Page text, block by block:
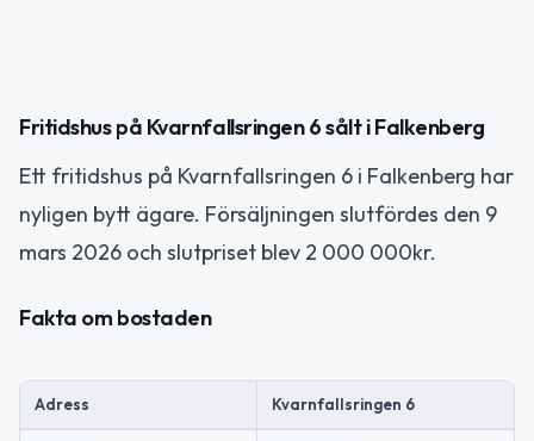
Fritidshus på Kvarnfallsringen 6 sålt i Falkenberg
Ett fritidshus på Kvarnfallsringen 6 i Falkenberg har
nyligen bytt ägare. Försäljningen slutfördes den 9
mars 2026 och slutpriset blev 2 000 000kr.
Fakta om bostaden
Adress Kvarnfallsringen 6